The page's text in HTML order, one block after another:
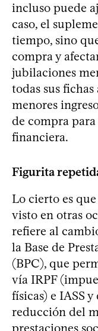
incluso puede
caso, el
tiempo, sino
compra y
jubilaciones
todas sus
menores
de compra
financiera.
Figurita
Lo cierto es
visto en otras
refiere al
la Base de
(BPC), que
vía IRPF
físicas) e IASS
reducción del